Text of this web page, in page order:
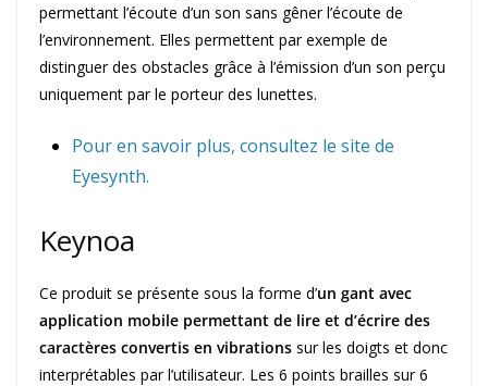
permettant l’écoute d’un son sans gêner l’écoute de
l’environnement. Elles permettent par exemple de
distinguer des obstacles grâce à l’émission d’un son perçu
uniquement par le porteur des lunettes.
Pour en savoir plus, consultez le site de
Eyesynth.
Keynoa
Ce produit se présente sous la forme d’un gant avec
application mobile permettant de lire et d’écrire des
caractères convertis en vibrations sur les doigts et donc
interprétables par l’utilisateur. Les 6 points brailles sur 6